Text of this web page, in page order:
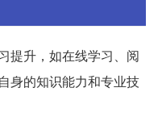
提升，如在线学习、阅
身的知识能力和专业技